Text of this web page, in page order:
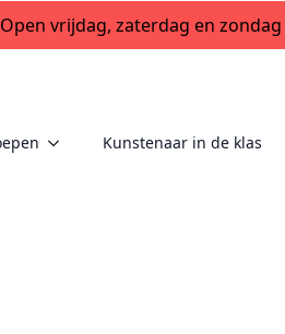
vrijdag, zaterdag en
Kunstenaar in de klas